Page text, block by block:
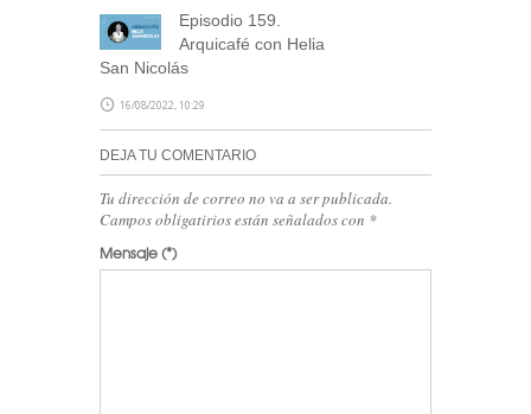
Episodio 159.
Arquicafé con Helia
San Nicolás
16/08/2022, 10:29
DEJA TU COMENTARIO
Tu dirección de correo no va a ser publicada.
Campos obligatirios están señalados con *
Mensaje(*)